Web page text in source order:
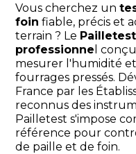
Vous cherchez un
foin fiable, précis et
terrain ? Le Pailletest
professionne l
mesurer l'humidité
fourrages pressés.
France par les
reconnus des
Pailletest s'impose
référence pour
de paille et de foin.